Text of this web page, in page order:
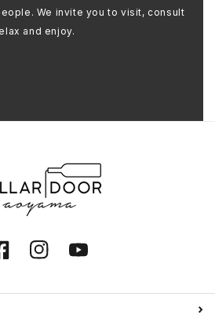
We invite you to visit, consult
and enjoy.
InstagramYouTube